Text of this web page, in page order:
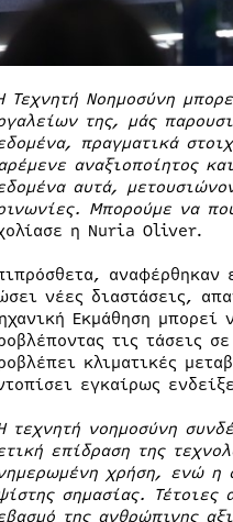
Τεχνητή Νοημοσύνη
της, μάς
πραγματικά
αναξιοποίητος
αυτά,
Μπορούμε να
η Nuria Oliver.
αναφέρθηκαν
νέες διαστάσεις,
Εκμάθηση
τις τάσεις
κλιματικές
εγκαίρως
τεχνητή νοημοσύνη
επίδραση της
χρήση, ενώ η
σημασίας.
της ανθρώπινης